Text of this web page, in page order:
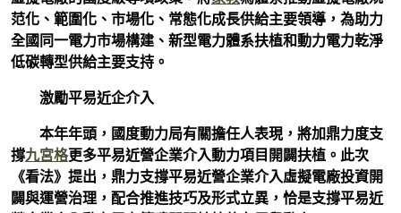
范化、範圍化、市場化、常態化成長供給主要領導，為助力
全國同一電力市場構建、新型電力體系扶植和動力電力乾淨
低碳轉型供給主要支持。
激勵平易近企介入
本年年頭，國度動力局有關擔任人表現，將加鼎力度支
撐九宮格更多平易近營企業介入動力項目開闢扶植。此次
《看法》提出，鼎力支撐平易近營企業介入虛擬電廠投資開
闢與運營治理，配合推進技巧及形式立異，恰是支撐平易近